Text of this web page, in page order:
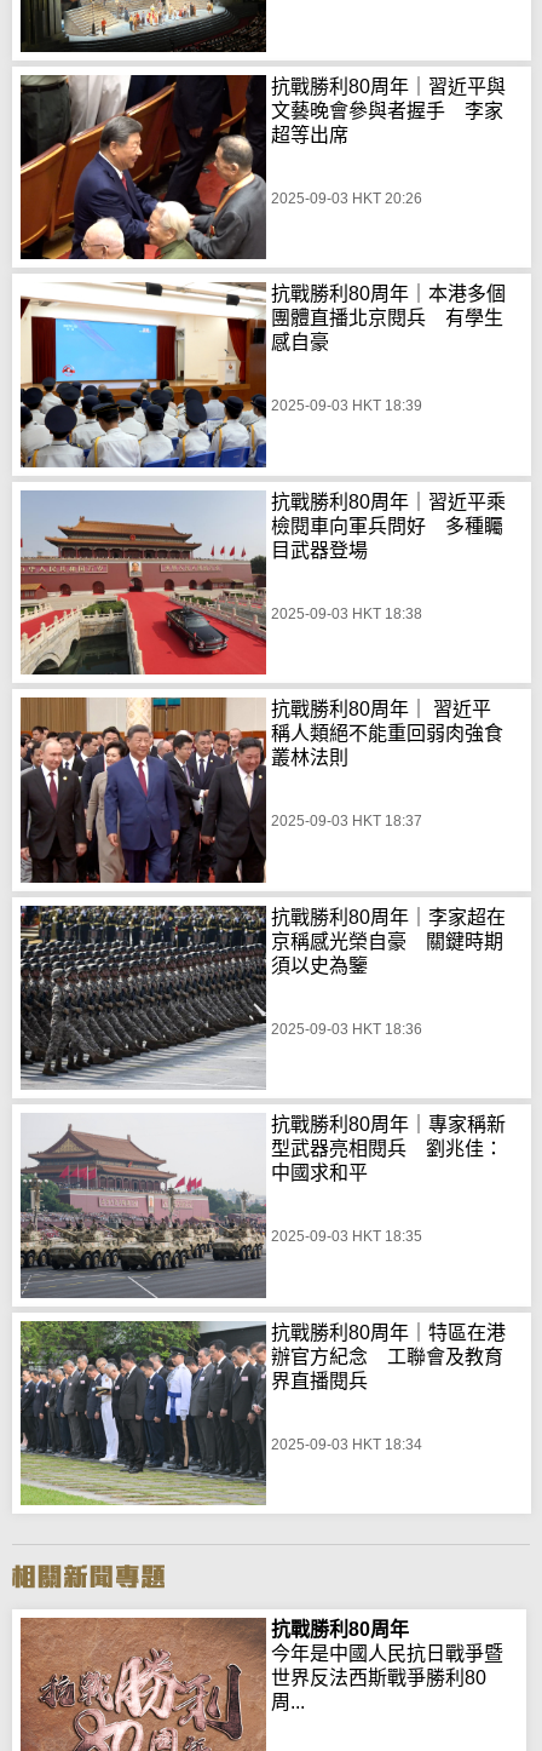
抗戰勝利80周年｜習近平與
文藝晚會參與者握手 李家
超等出席
2025-09-03 HKT 20:26
抗戰勝利80周年｜本港多個
團體直播北京閱兵 有學生
感自豪
2025-09-03 HKT 18:39
抗戰勝利80周年｜習近平乘
檢閱車向軍兵問好 多種矚
目武器登場
2025-09-03 HKT 18:38
抗戰勝利80周年｜ 習近平
稱人類絕不能重回弱肉強食
叢林法則
2025-09-03 HKT 18:37
抗戰勝利80周年｜李家超在
京稱感光榮自豪 關鍵時期
須以史為鑒
2025-09-03 HKT 18:36
抗戰勝利80周年｜專家稱新
型武器亮相閱兵 劉兆佳：
中國求和平
2025-09-03 HKT 18:35
抗戰勝利80周年｜特區在港
辦官方紀念 工聯會及教育
界直播閱兵
2025-09-03 HKT 18:34
抗戰勝利80周年
今年是中國人民抗日戰爭暨
世界反法西斯戰爭勝利80
周...